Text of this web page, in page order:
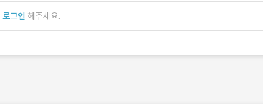
로그인 해주세요.